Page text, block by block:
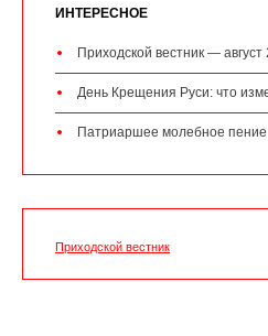
ИНТЕРЕСНОЕ
Приходской вестник — август
День Крещения Руси: что
Патриаршее молебное
Приходской вестник